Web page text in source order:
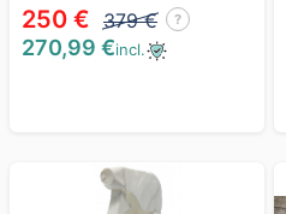
250 € 379 € ?
270,99 €incl.